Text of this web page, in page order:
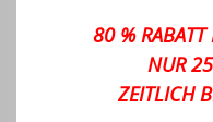
80 % RABATT
NUR
ZEITLICH